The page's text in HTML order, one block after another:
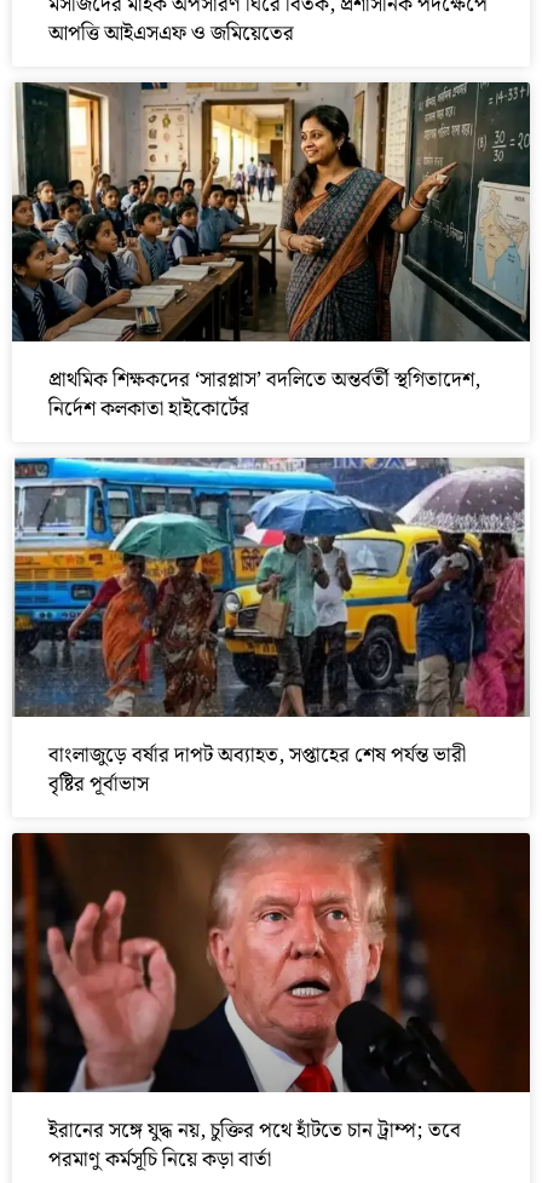
আপত্তি আইএসএফ ও জমিয়েতের
প্রাথমিক শিক্ষকদের ‘সারপ্লাস’ বদলিতে অন্তর্বর্তী স্থগিতাদেশ,
নির্দেশ কলকাতা হাইকোর্টের
বাংলাজুড়ে বর্ষার দাপট অব্যাহত, সপ্তাহের শেষ পর্যন্ত ভারী
বৃষ্টির পূর্বাভাস
ইরানের সঙ্গে যুদ্ধ নয়, চুক্তির পথে হাঁটতে চান ট্রাম্প; তবে
পরমাণু কর্মসূচি নিয়ে কড়া বার্তা